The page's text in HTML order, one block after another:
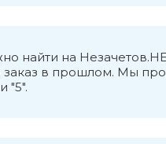
ими взносы
РФ, фонды
найти на
в прошлом. Мы
"5".